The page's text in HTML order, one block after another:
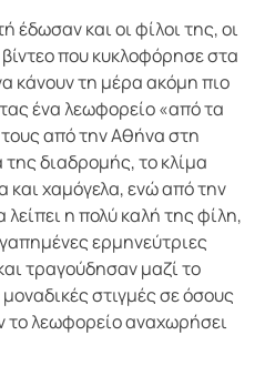
έδωσαν και οι φίλοι της, οι
που κυκλοφόρησε στα
κάνουν τη μέρα ακόμη πιο
ένα λεωφορείο «από τα
από την Αθήνα στη
διαδρομής, το κλίμα
και χαμόγελα, ενώ από την
η πολύ καλή της φίλη,
ερμηνεύτριες
τραγούδησαν μαζί το
στιγμές σε όσους
το λεωφορείο αναχωρήσει